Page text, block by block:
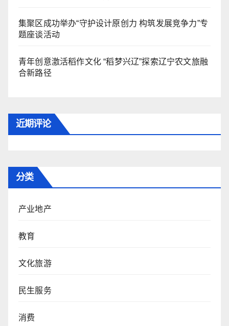
集聚区成功举办“守护设计原创力 构筑发展竞争力”专
题座谈活动
青年创意激活稻作文化 “稻梦兴辽”探索辽宁农文旅融
合新路径
近期评论
分类
产业地产
教育
文化旅游
民生服务
消费